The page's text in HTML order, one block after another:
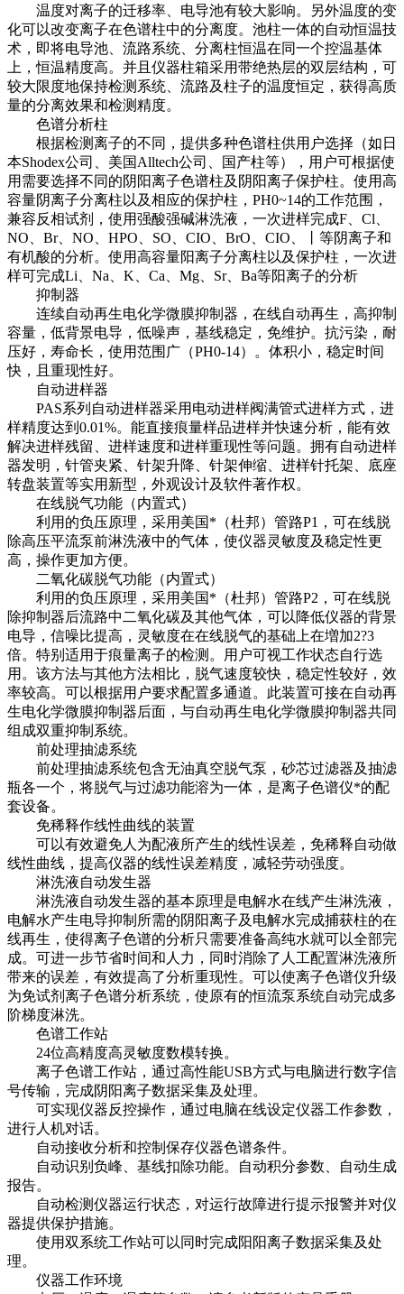
温度对离子的迁移率、电导池有较大影响。另外温度的变
化可以改变离子在色谱柱中的分离度。池柱一体的自动恒温技
术，即将电导池、流路系统、分离柱恒温在同一个控温基体
上，恒温精度高。并且仪器柱箱采用带绝热层的双层结构，可
较大限度地保持检测系统、流路及柱子的温度恒定，获得高质
量的分离效果和检测精度。
色谱分析柱
根据检测离子的不同，提供多种色谱柱供用户选择（如日
本Shodex公司、美国Alltech公司、国产柱等），用户可根据使
用需要选择不同的阴阳离子色谱柱及阴阳离子保护柱。使用高
容量阴离子分离柱以及相应的保护柱，PH0~14的工作范围，
兼容反相试剂，使用强酸强碱淋洗液，一次进样完成F、Cl、
NO、Br、NO、HPO、SO、CIO、BrO、CIO、丨等阴离子和
有机酸的分析。使用高容量阳离子分离柱以及保护柱，一次进
样可完成Li、Na、K、Ca、Mg、Sr、Ba等阳离子的分析
抑制器
连续自动再生电化学微膜抑制器，在线自动再生，高抑制
容量，低背景电导，低噪声，基线稳定，免维护。抗污染，耐
压好，寿命长，使用范围广（PH0-14）。体积小，稳定时间
快，且重现性好。
自动进样器
PAS系列自动进样器采用电动进样阀满管式进样方式，进
样精度达到0.01%。能直接痕量样品进样并快速分析，能有效
解决进样残留、进样速度和进样重现性等问题。拥有自动进样
器发明，针管夹紧、针架升降、针架伸缩、进样针托架、底座
转盘装置等实用新型，外观设计及软件著作权。
在线脱气功能（内置式）
利用的负压原理，采用美国*（杜邦）管路P1，可在线脱
除高压平流泵前淋洗液中的气体，使仪器灵敏度及稳定性更
高，操作更加方便。
二氧化碳脱气功能（内置式）
利用的负压原理，采用美国*（杜邦）管路P2，可在线脱
除抑制器后流路中二氧化碳及其他气体，可以降低仪器的背景
电导，信噪比提高，灵敏度在在线脱气的基础上在増加2?3
倍。特别适用于痕量离子的检测。用户可视工作状态自行选
用。该方法与其他方法相比，脱气速度较快，稳定性较好，效
率较高。可以根据用户要求配置多通道。此装置可接在自动再
生电化学微膜抑制器后面，与自动再生电化学微膜抑制器共同
组成双重抑制系统。
前处理抽滤系统
前处理抽滤系统包含无油真空脱气泵，砂芯过滤器及抽滤
瓶各一个，将脱气与过滤功能溶为一体，是离子色谱仪*的配
套设备。
免稀释作线性曲线的装置
可以有效避免人为配液所产生的线性误差，免稀释自动做
线性曲线，提高仪器的线性误差精度，减轻劳动强度。
淋洗液自动发生器
淋洗液自动发生器的基本原理是电解水在线产生淋洗液，
电解水产生电导抑制所需的阴阳离子及电解水完成捕获柱的在
线再生，使得离子色谱的分析只需要准备高纯水就可以全部完
成。可进一步节省时间和人力，同时消除了人工配置淋洗液所
带来的误差，有效提高了分析重现性。可以使离子色谱仪升级
为免试剂离子色谱分析系统，使原有的恒流泵系统自动完成多
阶梯度淋洗。
色谱工作站
24位高精度高灵敏度数模转换。
离子色谱工作站，通过高性能USB方式与电脑进行数字信
号传输，完成阴阳离子数据采集及处理。
可实现仪器反控操作，通过电脑在线设定仪器工作参数，
进行人机对话。
自动接收分析和控制保存仪器色谱条件。
自动识别负峰、基线扣除功能。自动积分参数、自动生成
报告。
自动检测仪器运行状态，对运行故障进行提示报警并对仪
器提供保护措施。
使用双系统工作站可以同时完成阳阳离子数据采集及处
理。
仪器工作环境